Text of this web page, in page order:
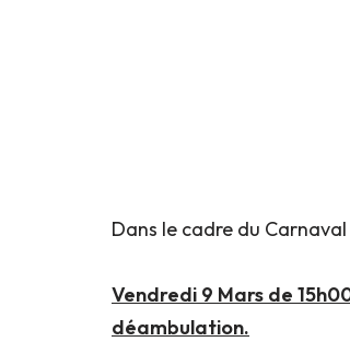
Dans le cadre du
Vendredi 9 Mars de
déambulation.